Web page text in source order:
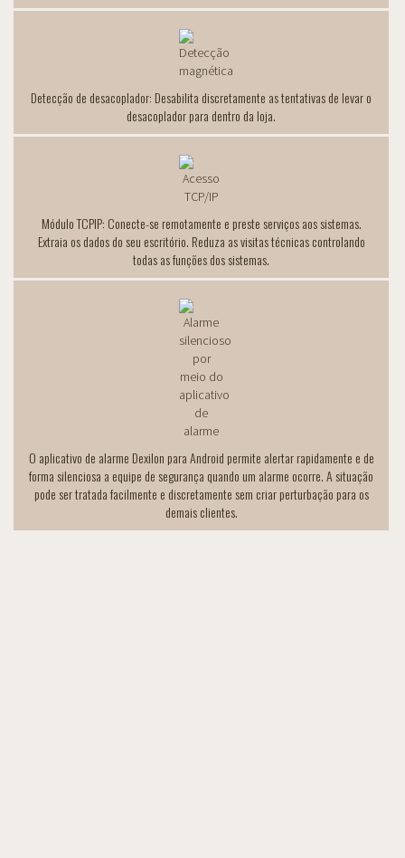
Detecção de desacoplador: Desabilita discretamente as tentativas de levar o
desacoplador para dentro da loja.
Módulo TCPIP: Conecte-se remotamente e preste serviços aos sistemas.
Extraia os dados do seu escritório. Reduza as visitas técnicas controlando
todas as funções dos sistemas.
O aplicativo de alarme Dexilon para Android permite alertar rapidamente e de
forma silenciosa a equipe de segurança quando um alarme ocorre. A situação
pode ser tratada facilmente e discretamente sem criar perturbação para os
demais clientes.